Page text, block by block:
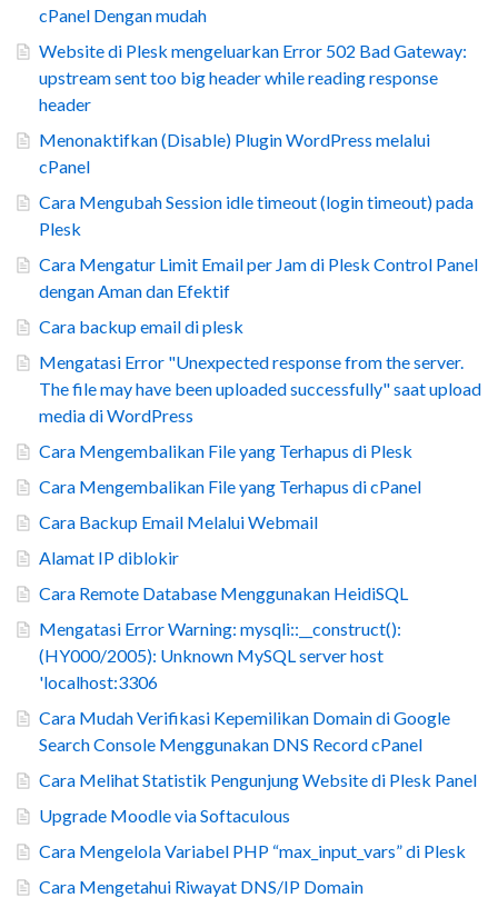
cPanel Dengan mudah
Website di Plesk mengeluarkan Error 502 Bad Gateway:
upstream sent too big header while reading response
header
Menonaktifkan (Disable) Plugin WordPress melalui
cPanel
Cara Mengubah Session idle timeout (login timeout) pada
Plesk
Cara Mengatur Limit Email per Jam di Plesk Control Panel
dengan Aman dan Efektif
Cara backup email di plesk
Mengatasi Error "Unexpected response from the server.
The file may have been uploaded successfully" saat upload
media di WordPress
Cara Mengembalikan File yang Terhapus di Plesk
Cara Mengembalikan File yang Terhapus di cPanel
Cara Backup Email Melalui Webmail
Alamat IP diblokir
Cara Remote Database Menggunakan HeidiSQL
Mengatasi Error Warning: mysqli::__construct():
(HY000/2005): Unknown MySQL server host
'localhost:3306
Cara Mudah Verifikasi Kepemilikan Domain di Google
Search Console Menggunakan DNS Record cPanel
Cara Melihat Statistik Pengunjung Website di Plesk Panel
Upgrade Moodle via Softaculous
Cara Mengelola Variabel PHP “max_input_vars” di Plesk
Cara Mengetahui Riwayat DNS/IP Domain